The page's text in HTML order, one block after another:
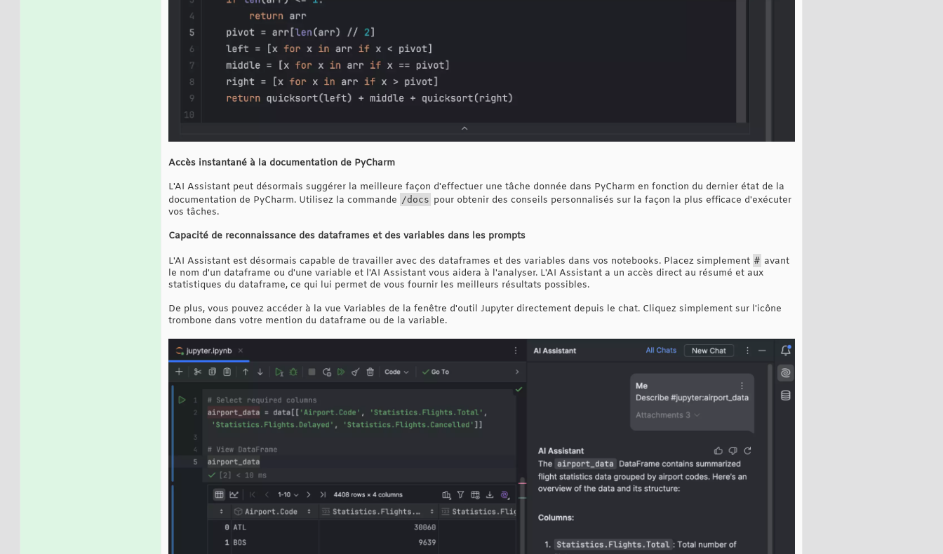
Accès instantané à la documentation de PyCharm
L'AI Assistant peut désormais suggérer la meilleure façon d'effectuer une tâche donnée dans PyCharm en fonction du dernier état de la
documentation de PyCharm. Utilisez la commande /docs pour obtenir des conseils personnalisés sur la façon la plus efficace d'exécuter
vos tâches.
Capacité de reconnaissance des dataframes et des variables dans les prompts
L'AI Assistant est désormais capable de travailler avec des dataframes et des variables dans vos notebooks. Placez simplement # avant
le nom d'un dataframe ou d'une variable et l'AI Assistant vous aidera à l'analyser. L'AI Assistant a un accès direct au résumé et aux
statistiques du dataframe, ce qui lui permet de vous fournir les meilleurs résultats possibles.
De plus, vous pouvez accéder à la vue Variables de la fenêtre d'outil Jupyter directement depuis le chat. Cliquez simplement sur l'icône
trombone dans votre mention du dataframe ou de la variable.